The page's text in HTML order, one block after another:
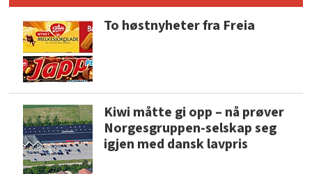
To høstnyheter fra Freia
Kiwi måtte gi opp – nå prøver
Norgesgruppen-selskap seg
igjen med dansk lavpris